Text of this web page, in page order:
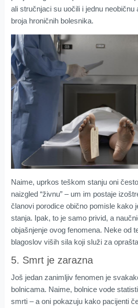
ali stručnjaci su uočili i jednu neobičnu
broja hroničnih bolesnika.
Naime, uprkos teškom stanju oni
naizgled “živnu” – um im postaje
članovi porodice obično pomisle kako
stanja. Ipak, to je samo privid, a
objašnjenje ovog fenomena. Neke od
blagoslov viših sila koji služi za
5. Smrt je zarazna
Još jedan zanimljiv fenomen je
bolnicama. Naime, bolnice vode
smrti – a oni pokazuju kako pacijenti